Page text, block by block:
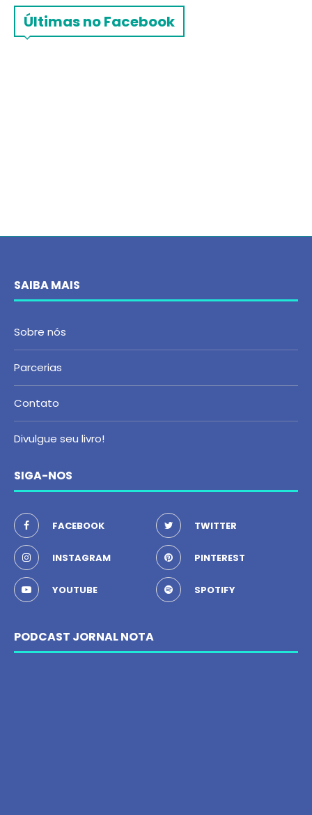
Últimas no Facebook
SAIBA MAIS
Sobre nós
Parcerias
Contato
Divulgue seu livro!
SIGA-NOS
FACEBOOK TWITTER
INSTAGRAM PINTEREST
YOUTUBE SPOTIFY
PODCAST JORNAL NOTA